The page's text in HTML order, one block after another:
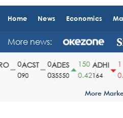
Home News Economics
More news:
ACST
90
ADES
35550
150
0.42
ADHI
164
More